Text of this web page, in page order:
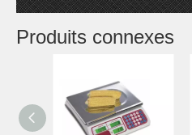
Produits connexes